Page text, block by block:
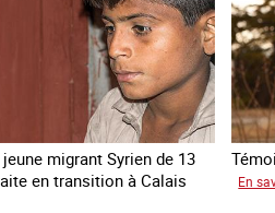
migrant Syrien de 13
en transition à Calais
En